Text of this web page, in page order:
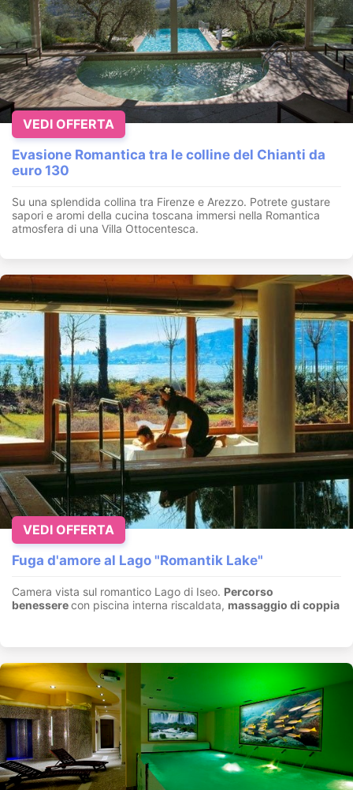
Evasione Romantica tra le colline del Chianti da
euro 130
Su una splendida collina tra Firenze e Arezzo. Potrete gustare
sapori e aromi della cucina toscana immersi nella Romantica
atmosfera di una Villa Ottocentesca.
VEDI OFFERTA
Fuga d'amore al Lago "Romantik Lake"
Camera vista sul romantico Lago di Iseo. Percorso
benesserecon piscina interna riscaldata, massaggio di coppia
VEDI OFFERTA